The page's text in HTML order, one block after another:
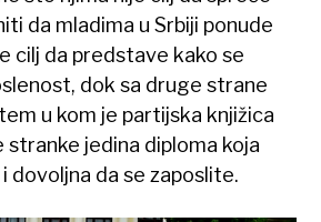
da mladima u Srbiji ponude
cilj da predstave kako se
dok sa druge strane
u kom je partijska knjižica
stranke jedina diploma koja
dovoljna da se zaposlite.